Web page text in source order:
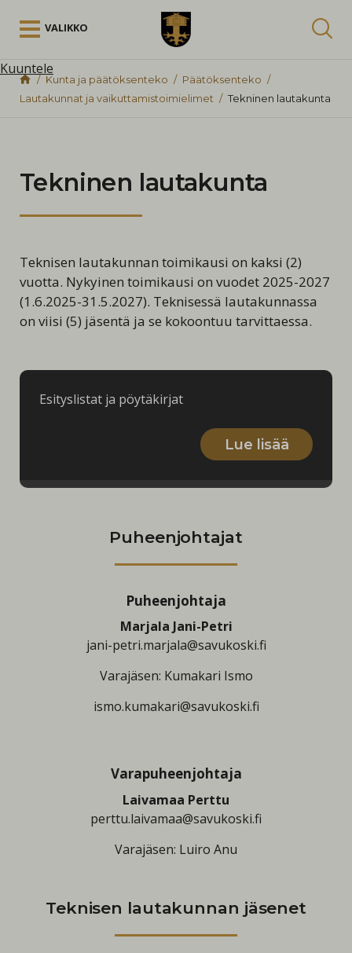
VALIKKO
Kuuntele
Kunta ja päätöksenteko
Päätöksenteko
Lautakunnat ja vaikuttamistoimielimet
Tekninen lautakunta
Tekninen lautakunta
Teknisen lautakunnan toimikausi on kaksi (2)
vuotta. Nykyinen toimikausi on vuodet 2025-2027
(1.6.2025-31.5.2027). Teknisessä lautakunnassa
on viisi (5) jäsentä ja se kokoontuu tarvittaessa.
Esityslistat ja pöytäkirjat
Lue lisää
Puheenjohtajat
Puheenjohtaja
Marjala Jani-Petri
jani-petri.marjala@savukoski.fi
Varajäsen: Kumakari Ismo
ismo.kumakari@savukoski.fi
Varapuheenjohtaja
Laivamaa Perttu
perttu.laivamaa@savukoski.fi
Varajäsen: Luiro Anu
Teknisen lautakunnan jäsenet